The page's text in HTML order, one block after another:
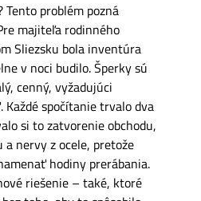
problém pozná
majiteľa rodinného
Sliezsku bola inventúra
v noci budilo. Šperky sú
cenný, vyžadujúci
spočítanie trvalo dva
si to zatvorenie obchodu,
nervy z ocele, pretože
hodiny prerábania.
riešenie – také, ktoré